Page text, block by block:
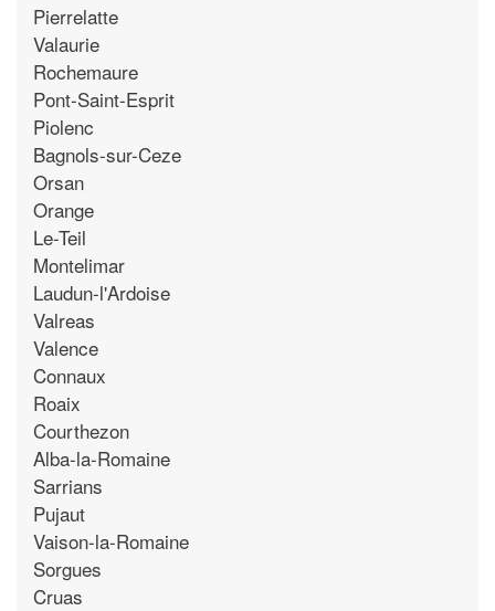
Pierrelatte
Valaurie
Rochemaure
Pont-Saint-Esprit
Piolenc
Bagnols-sur-Ceze
Orsan
Orange
Le-Teil
Montelimar
Laudun-l'Ardoise
Valreas
Valence
Connaux
Roaix
Courthezon
Alba-la-Romaine
Sarrians
Pujaut
Vaison-la-Romaine
Sorgues
Cruas